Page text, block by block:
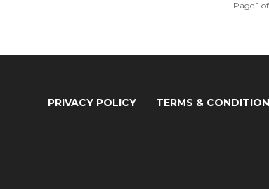
Page 1
PRIVACY POLICY TERMS &